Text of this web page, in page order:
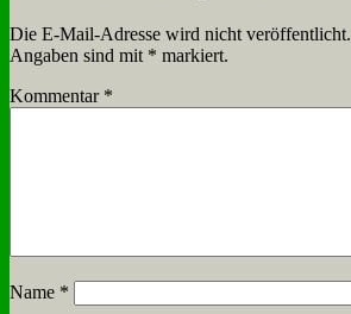
Die E-Mail-Adresse wird nicht veröffentlicht.
Angaben sind mit * markiert.
Kommentar *
Name *